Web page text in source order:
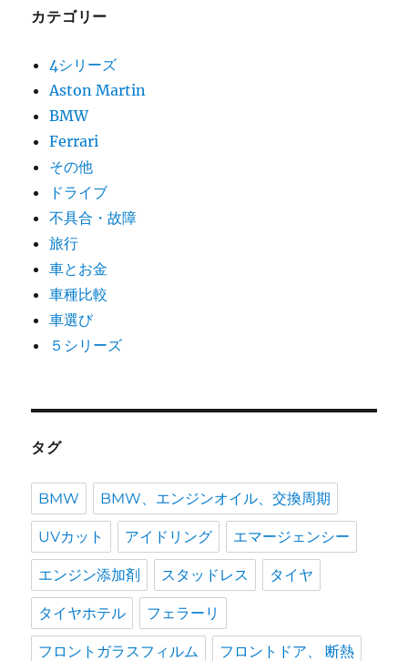
カテゴリー
4シリーズ
Aston Martin
BMW
Ferrari
その他
ドライブ
不具合・故障
旅行
車とお金
車種比較
車選び
５シリーズ
タグ
BMW BMW、エンジンオイル、交換周期
UVカット アイドリング エマージェンシー
エンジン添加剤 スタッドレス タイヤ
タイヤホテル フェラーリ
フロントガラスフィルム フロントドア、 断熱